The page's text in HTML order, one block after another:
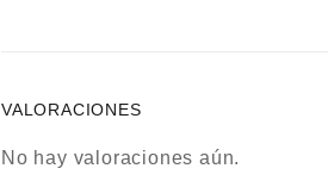
VALORACIONES
No hay valoraciones aún.